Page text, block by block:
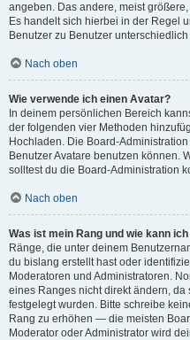
angeben. Das andere, meist
Es handelt sich hierbei in der Regel
Benutzer zu Benutzer unterschiedlich
Nach oben
Wie verwende ich einen Avatar?
In deinem persönlichen Bereich
der folgenden vier Methoden
Hochladen. Die Board-
Benutzer Avatare benutzen können.
solltest du die Board-Administration
Nach oben
Was ist mein Rang und wie kann
Ränge, die unter deinem
du bislang erstellt hast oder
Moderatoren und Administratoren.
eines Ranges nicht direkt ändern,
festgelegt wurden. Bitte schreibe
Rang zu erhöhen — die meisten
Moderator oder Administrator wird